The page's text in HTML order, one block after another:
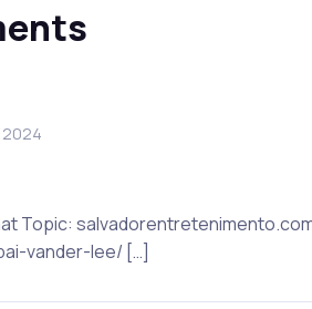
Topic:
vander-lee/ […]